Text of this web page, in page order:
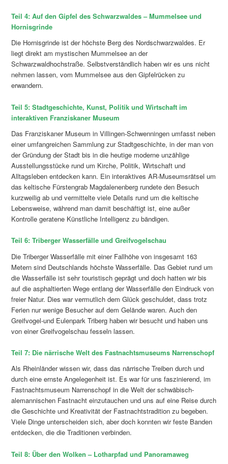
Teil 4: Auf den Gipfel des Schwarzwaldes – Mummelsee und
Hornisgrinde
Die Hornisgrinde ist der höchste Berg des Nordschwarzwaldes. Er
liegt direkt am mystischen Mummelsee an der
Schwarzwaldhochstraße. Selbstverständlich haben wir es uns nicht
nehmen lassen, vom Mummelsee aus den Gipfelrücken zu
erwandern.
Teil 5: Stadtgeschichte, Kunst, Politik und Wirtschaft im
interaktiven Franziskaner Museum
Das Franziskaner Museum in Villingen-Schwenningen umfasst neben
einer umfangreichen Sammlung zur Stadtgeschichte, in der man von
der Gründung der Stadt bis in die heutige moderne unzählige
Ausstellungsstücke rund um Kirche, Politik, Wirtschaft und
Alltagsleben entdecken kann. Ein interaktives AR-Museumsrätsel um
das keltische Fürstengrab Magdalenenberg rundete den Besuch
kurzweilig ab und vermittelte viele Details rund um die keltische
Lebensweise, während man damit beschäftigt ist, eine außer
Kontrolle geratene Künstliche Intelligenz zu bändigen.
Teil 6: Triberger Wasserfälle und Greifvogelschau
Die Triberger Wasserfälle mit einer Fallhöhe von insgesamt 163
Metern sind Deutschlands höchste Wasserfälle. Das Gebiet rund um
die Wasserfälle ist sehr touristisch geprägt und doch hatten wir bis
auf die asphaltierten Wege entlang der Wasserfälle den Eindruck von
freier Natur. Dies war vermutlich dem Glück geschuldet, dass trotz
Ferien nur wenige Besucher auf dem Gelände waren. Auch den
Greifvogel-und Eulenpark Triberg haben wir besucht und haben uns
von einer Greifvogelschau fesseln lassen.
Teil 7: Die närrische Welt des Fastnachtsmuseums Narrenschopf
Als Rheinländer wissen wir, dass das närrische Treiben durch und
durch eine ernste Angelegenheit ist. Es war für uns faszinierend, im
Fastnachtsmuseum Narrenschopf in die Welt der schwäbisch-
alemannischen Fastnacht einzutauchen und uns auf eine Reise durch
die Geschichte und Kreativität der Fastnachtstradition zu begeben.
Viele Dinge unterscheiden sich, aber doch konnten wir feste Banden
entdecken, die die Traditionen verbinden.
Teil 8: Über den Wolken – Lotharpfad und Panoramaweg